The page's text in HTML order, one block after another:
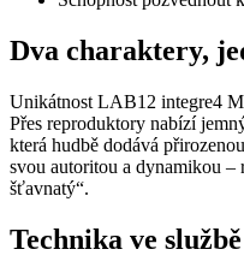
Dva charaktery,
Unikátnost LAB12 integre4
Přes reproduktory nabízí
která hudbě dodává
svou autoritou a dynamikou –
šťavnatý“.
Technika ve